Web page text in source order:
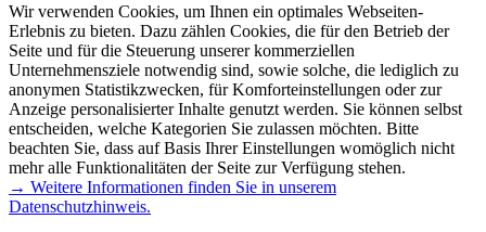
Wir verwenden Cookies, um Ihnen ein optimales Webseiten-
Erlebnis zu bieten. Dazu zählen Cookies, die für den Betrieb der
Seite und für die Steuerung unserer kommerziellen
Unternehmensziele notwendig sind, sowie solche, die lediglich zu
anonymen Statistikzwecken, für Komforteinstellungen oder zur
Anzeige personalisierter Inhalte genutzt werden. Sie können selbst
entscheiden, welche Kategorien Sie zulassen möchten. Bitte
beachten Sie, dass auf Basis Ihrer Einstellungen womöglich nicht
mehr alle Funktionalitäten der Seite zur Verfügung stehen.
→ Weitere Informationen finden Sie in unserem
Datenschutzhinweis.